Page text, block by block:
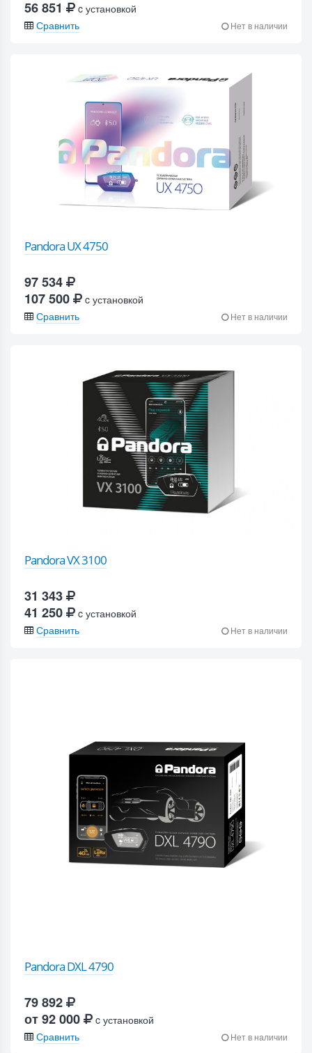
56 851
c установкой
Сравнить
Нет в наличии
Pandora UX 4750
97 534
107 500
c установкой
Сравнить
Нет в наличии
Pandora VX 3100
31 343
41 250
c установкой
Сравнить
Нет в наличии
Pandora DXL 4790
79 892
от 92 000
c установкой
Сравнить
Нет в наличии